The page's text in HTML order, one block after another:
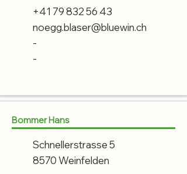
+41 79 832 56 43
noegg.blaser@bluewin.ch
-
-
Bommer Hans
Schnellerstrasse 5
8570 Weinfelden